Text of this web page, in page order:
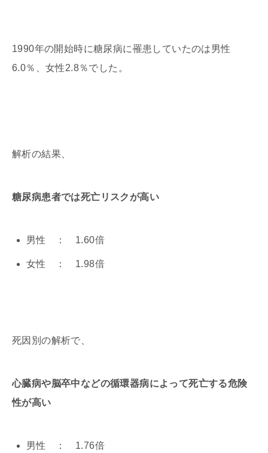
1990年の開始時に糖尿病に罹患していたのは男性
6.0％、女性2.8％でした。
解析の結果、
糖尿病患者では死亡リスクが高い
男性 ： 1.60倍
女性 ： 1.98倍
死因別の解析で、
心臓病や脳卒中などの循環器病によって死亡する危険
性が高い
男性 ： 1.76倍